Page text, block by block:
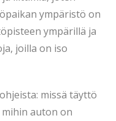
ympäristö on
ympärillä ja
joilla on iso
missä täyttö
auton on